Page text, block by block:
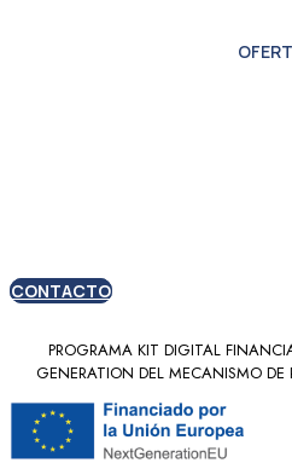
CONTACTO
PROGRAMA KIT DIGITAL
GENERATION DEL MECANISMO DE